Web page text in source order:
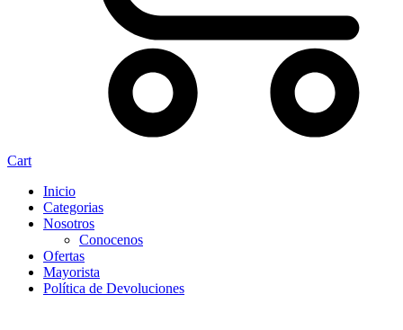
Cart
Inicio
Categorias
Nosotros
Conocenos
Ofertas
Mayorista
Política de Devoluciones